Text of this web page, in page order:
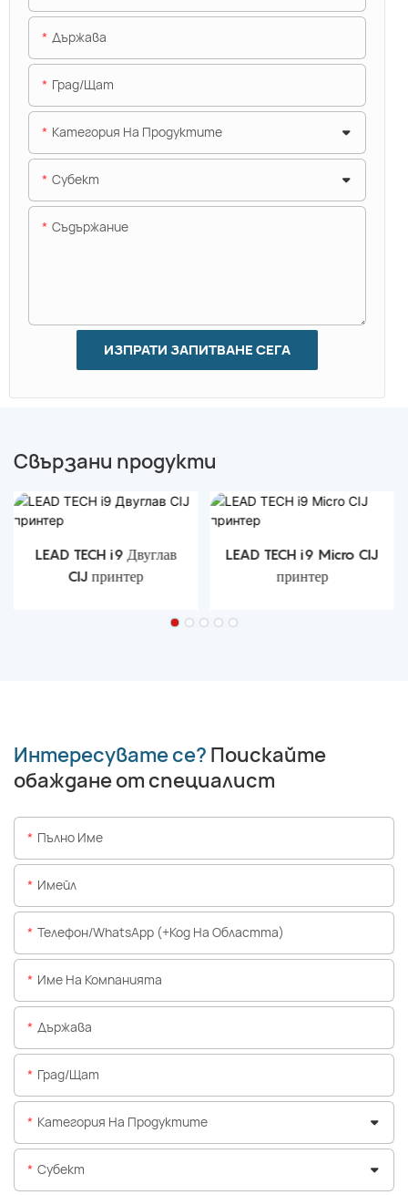
Държава
Град/щат
Категория На Продуктите
Субект
Съдържание
ИЗПРАТИ ЗАПИТВАНЕ СЕГА
Свързани продукти
LEAD TECH i9 Двуглав
CIJ принтер
LEAD TECH i9 Micro CIJ
принтер
Интересувате се? Поискайте
обаждане от специалист
Пълно Име
Имейл
Телефон/WhatsApp (+Код На Областта)
Име На Компанията
Държава
Град/щат
Категория На Продуктите
Субект